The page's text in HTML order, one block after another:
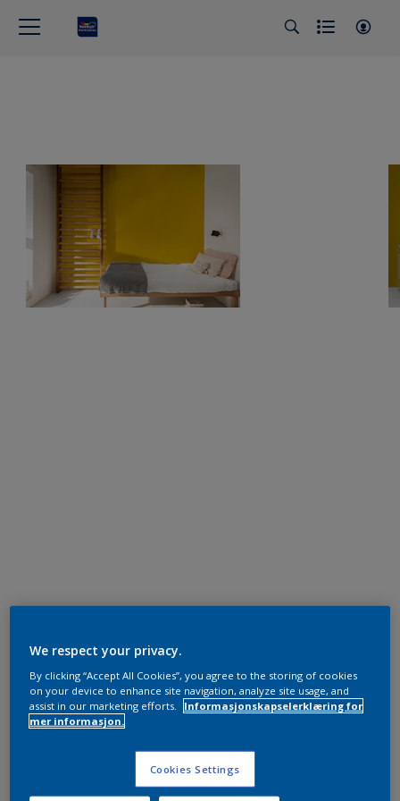
We respect your privacy.
By clicking “Accept All Cookies”, you agree to the storing of cookies
on your device to enhance site navigation, analyze site usage, and
assist in our marketing efforts.
Informasjonskapselerklæring for
mer informasjon.
Cookies Settings